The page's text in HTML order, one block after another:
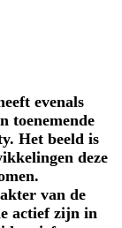
evenals
toenemende
Het beeld is
deze
van de
actief zijn in